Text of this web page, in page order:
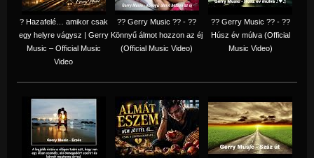
? Hazafelé… amikor csak
egy helyre vágysz | Gerry
Music – Official Music
Video
?? Gerry Music ?? - ??
Könnyű álmot hozzon az éj
(Official Music Video)
?? Gerry Music ?? - ??
Húsz év múlva (Official
Music Video)